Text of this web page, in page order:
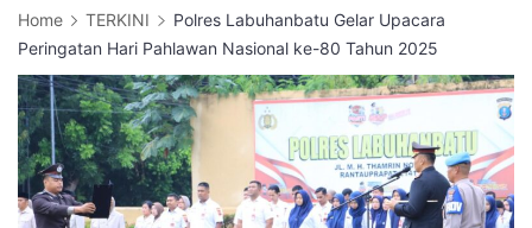
Home TERKINI
Polres Labuhanbatu Gelar Upacara
Peringatan Hari Pahlawan Nasional ke-80 Tahun 2025